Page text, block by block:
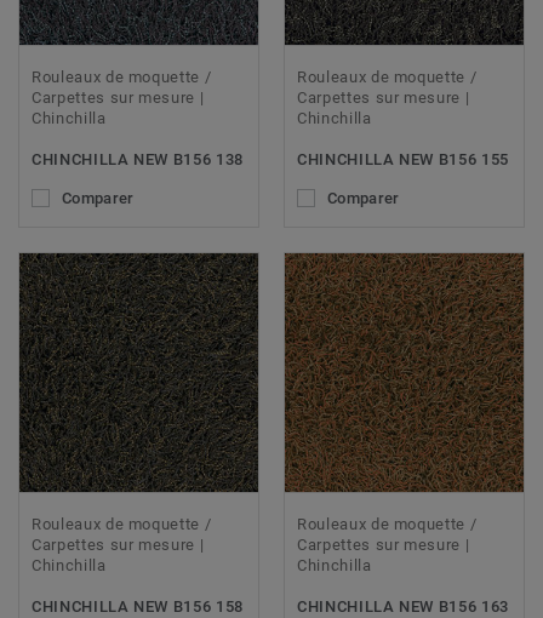
Rouleaux de moquette /
Carpettes sur mesure |
Chinchilla
CHINCHILLA NEW B156 138
Comparer
Rouleaux de moquette /
Carpettes sur mesure |
Chinchilla
CHINCHILLA NEW B156 155
Comparer
Rouleaux de moquette /
Carpettes sur mesure |
Chinchilla
CHINCHILLA NEW B156 158
Rouleaux de moquette /
Carpettes sur mesure |
Chinchilla
CHINCHILLA NEW B156 163